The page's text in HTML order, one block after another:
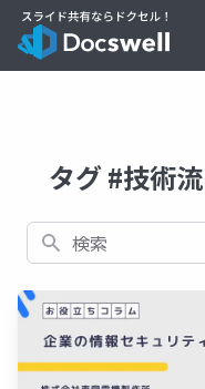
タグ #技術
検索